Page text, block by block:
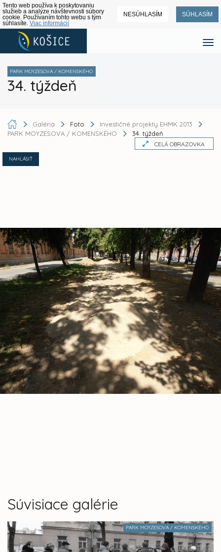
Tento web používa k poskytovaniu
služieb a analýze návštevnosti súbory
cookie. Používaním tohto webu s tým
súhlasíte. Viac informácií
NESÚHLASÍM SÚHLASÍM
PARK MOYZESOVA / KOMENSKÉHO
34. týždeň
Galéria Foto
Investičné projekty EHMK 2013
PARK MOYZESOVA / KOMENSKÉHO
34. týždeň
CELÁ OBRAZOVKA
NAHLÁSIŤ
Súvisiace galérie
PARK MOYZESOVA / KOMENSKÉHO